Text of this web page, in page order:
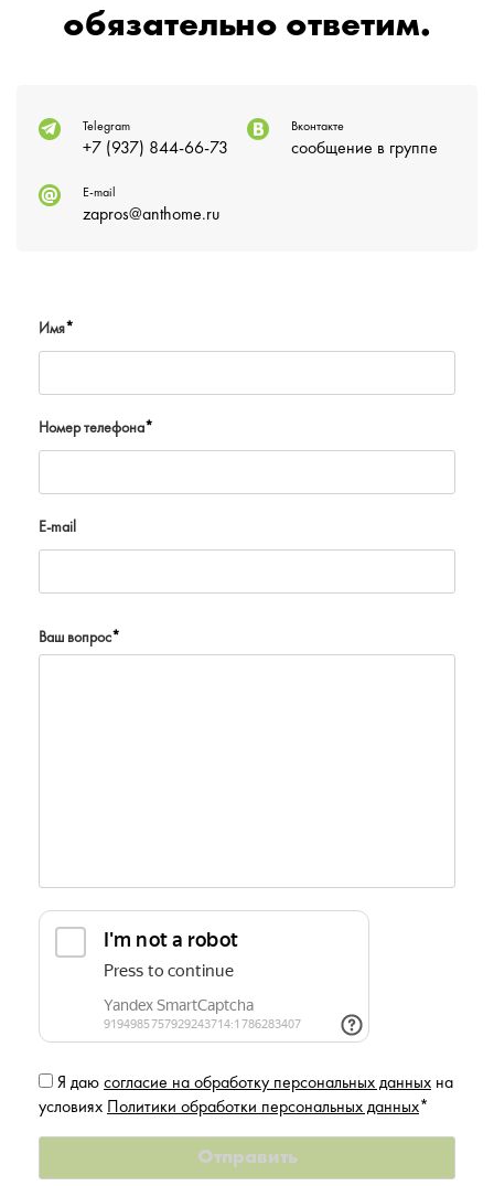
обязательно ответим.
Telegram
+7 (937) 844-66-73
Вконтакте
сообщение в группе
E-mail
zapros@anthome.ru
Имя*
Номер телефона*
E-mail
Ваш вопрос*
Я даю согласие на обработку персональных данных на
условиях Политики обработки персональных данных*